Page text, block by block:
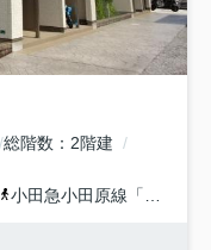
総階数
2階建
小田急小田原線 「